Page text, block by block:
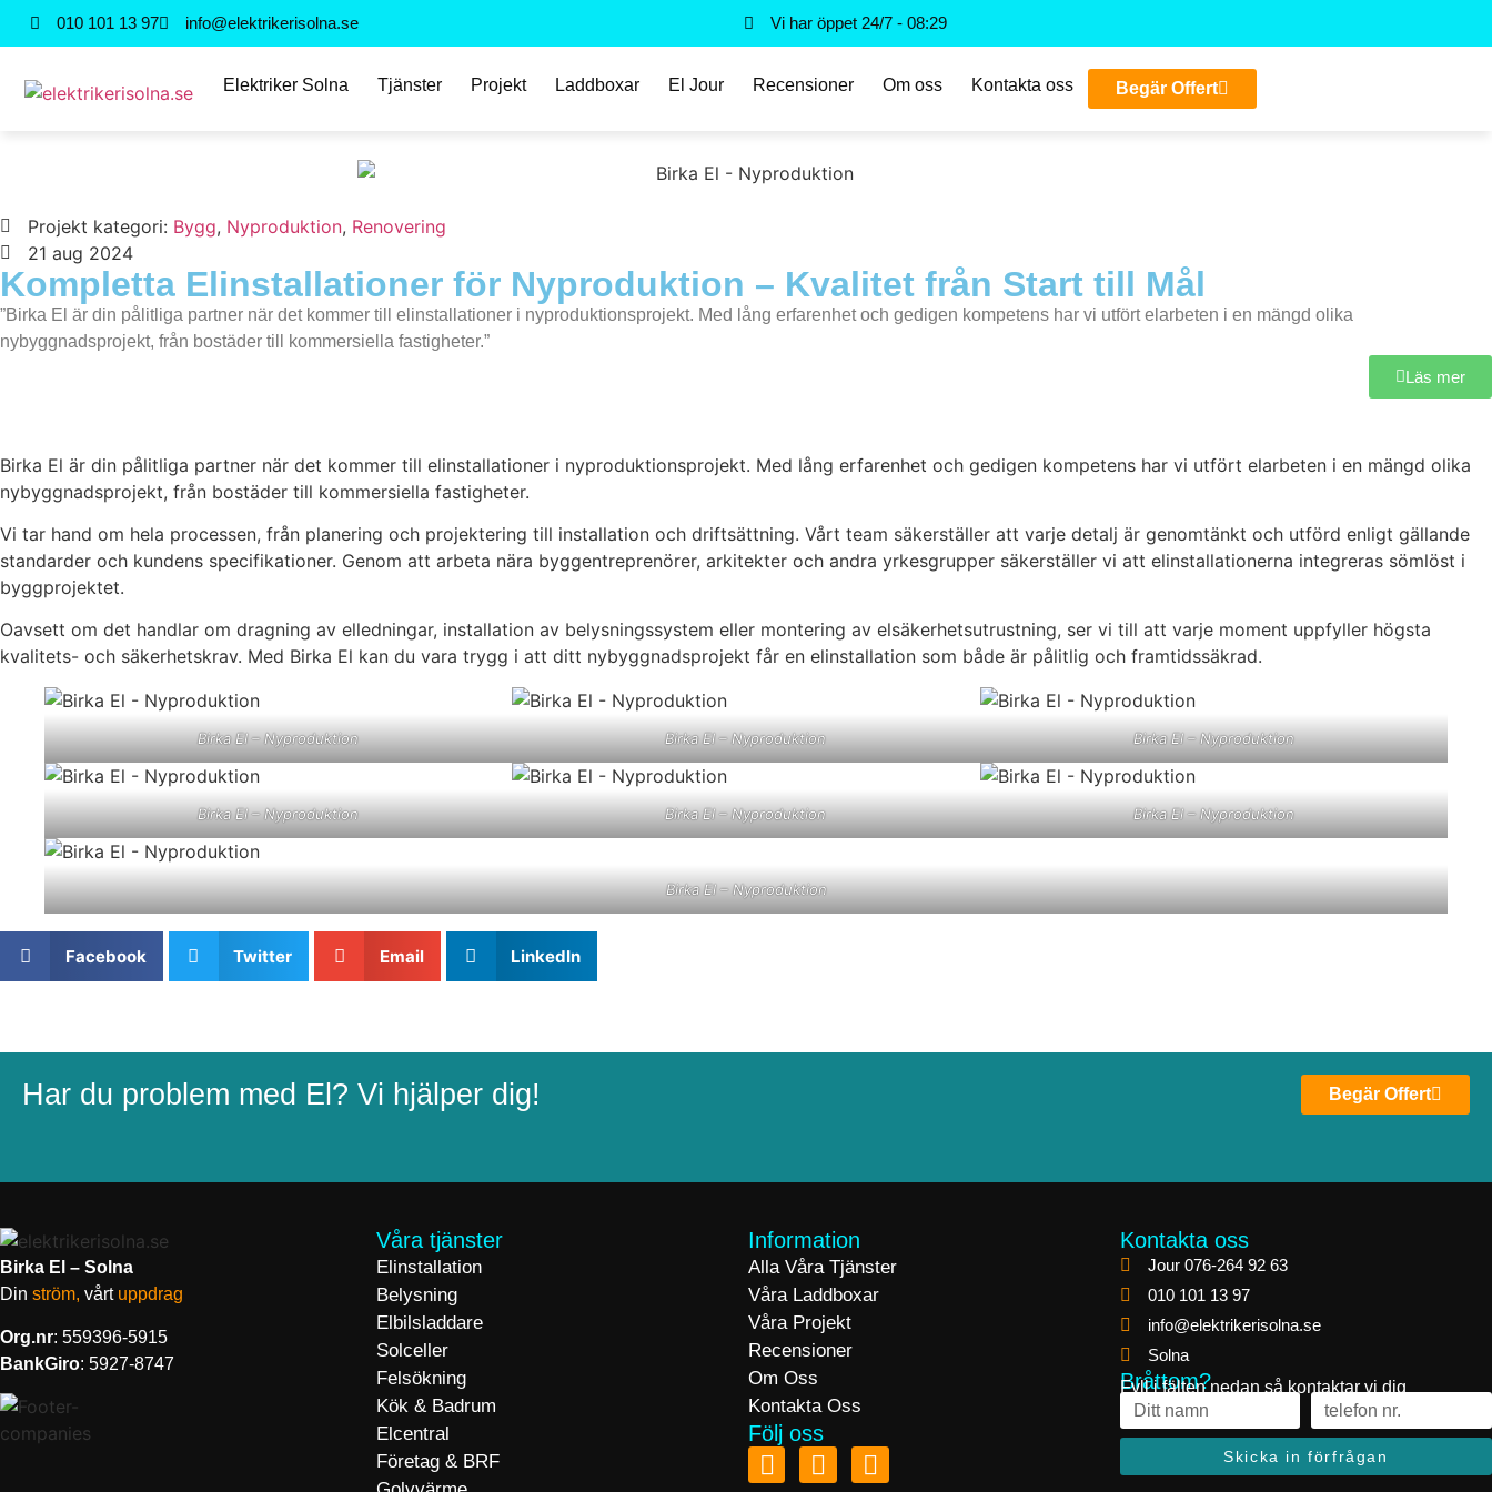
010 101 13 97 info@elektrikerisolna.se Vi har öppet 24/7 - 08:29
Elektriker Solna Tjänster Projekt Laddboxar El Jour Recensioner Om oss Kontakta oss Begär Offert
Projekt kategori: Bygg, Nyproduktion, Renovering
21 aug 2024
Kompletta Elinstallationer för Nyproduktion – Kvalitet från Start till Mål
”Birka El är din pålitliga partner när det kommer till elinstallationer i nyproduktionsprojekt. Med lång erfarenhet och gedigen kompetens har vi utfört elarbeten i en mängd olika
nybyggnadsprojekt, från bostäder till kommersiella fastigheter.”
Läs mer
Birka El är din pålitliga partner när det kommer till elinstallationer i nyproduktionsprojekt. Med lång erfarenhet och gedigen kompetens har vi utfört elarbeten i en mängd olika
nybyggnadsprojekt, från bostäder till kommersiella fastigheter.
Vi tar hand om hela processen, från planering och projektering till installation och driftsättning. Vårt team säkerställer att varje detalj är genomtänkt och utförd enligt gällande
standarder och kundens specifikationer. Genom att arbeta nära byggentreprenörer, arkitekter och andra yrkesgrupper säkerställer vi att elinstallationerna integreras sömlöst i
byggprojektet.
Oavsett om det handlar om dragning av elledningar, installation av belysningssystem eller montering av elsäkerhetsutrustning, ser vi till att varje moment uppfyller högsta
kvalitets- och säkerhetskrav. Med Birka El kan du vara trygg i att ditt nybyggnadsprojekt får en elinstallation som både är pålitlig och framtidssäkrad.
Birka El – Nyproduktion Birka El – Nyproduktion Birka El – Nyproduktion
Birka El – Nyproduktion Birka El – Nyproduktion Birka El – Nyproduktion
Birka El – Nyproduktion
Facebook Twitter Email LinkedIn
Har du problem med El? Vi hjälper dig! Begär Offert
Birka El – Solna
Din ström, vårt uppdrag
Org.nr: 559396-5915
BankGiro: 5927-8747
Våra tjänster
Elinstallation
Belysning
Elbilsladdare
Solceller
Felsökning
Kök & Badrum
Elcentral
Företag & BRF
Information
Alla Våra Tjänster
Våra Laddboxar
Våra Projekt
Recensioner
Om Oss
Kontakta Oss
Följ oss
Kontakta oss
Jour 076-264 92 63
010 101 13 97
info@elektrikerisolna.se
Solna
Bråttom?
Fyll i fälten nedan så kontaktar vi dig
Skicka in förfrågan